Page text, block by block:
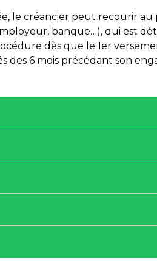
lecréancier peut recourir au
banque…), qui est
dès que le 1er
6 mois précédant son